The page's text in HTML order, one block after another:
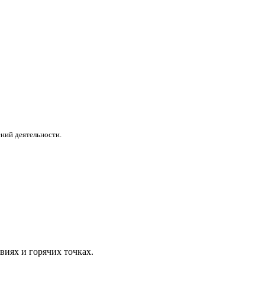
деятельности.
и горячих точках.